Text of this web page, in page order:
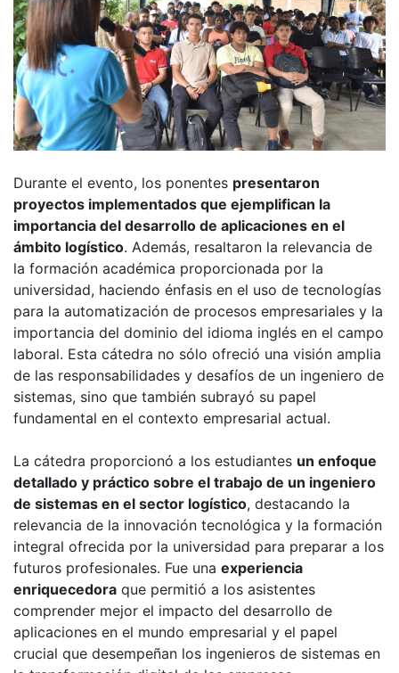
Durante el evento, los ponentes presentaron
proyectos implementados que ejemplifican la
importancia del desarrollo de aplicaciones en el
ámbito logístico. Además, resaltaron la relevancia de
la formación académica proporcionada por la
universidad, haciendo énfasis en el uso de tecnologías
para la automatización de procesos empresariales y la
importancia del dominio del idioma inglés en el campo
laboral. Esta cátedra no sólo ofreció una visión amplia
de las responsabilidades y desafíos de un ingeniero de
sistemas, sino que también subrayó su papel
fundamental en el contexto empresarial actual.
La cátedra proporcionó a los estudiantes un enfoque
detallado y práctico sobre el trabajo de un ingeniero
de sistemas en el sector logístico, destacando la
relevancia de la innovación tecnológica y la formación
integral ofrecida por la universidad para preparar a los
futuros profesionales. Fue una experiencia
enriquecedora que permitió a los asistentes
comprender mejor el impacto del desarrollo de
aplicaciones en el mundo empresarial y el papel
crucial que desempeñan los ingenieros de sistemas en